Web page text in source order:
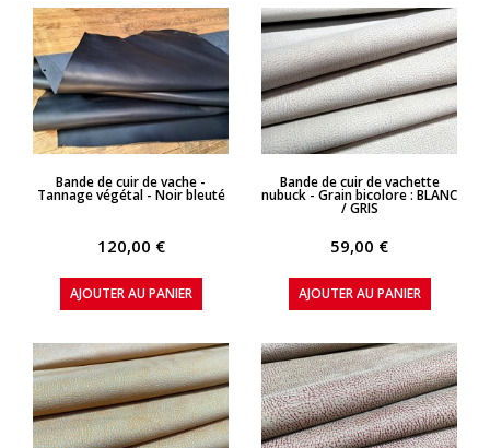
APERÇU RAPIDE
Bande de cuir de vache -
Tannage végétal - Noir bleuté
120,00 €
AJOUTER AU PANIER
APERÇU RAPIDE
Bande de cuir de vachette
nubuck - Grain bicolore : BLANC
/ GRIS
59,00 €
AJOUTER AU PANIER